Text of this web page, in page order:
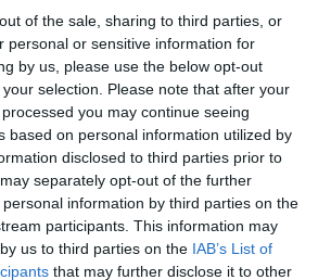
of the sale, sharing to third parties, or
personal or sensitive information for
by us, please use the below opt-out
selection. Please note that after your
you may continue seeing
based on personal information utilized by
disclosed to third parties prior to
separately opt-out of the further
information by third parties on the
participants. This information may
us to third parties on the IAB’s List of
that may further disclose it to other
lo que se han creado dos
de armonización
para la medicación hospitalaria de
que pretende favorecer un
a los tratamiento farmacológicos en
y mejorar las actuaciones en el
de los medicamentos, y el
seguimiento y financiación de
de alta complejidad,
a los medicamentos huérfanos.